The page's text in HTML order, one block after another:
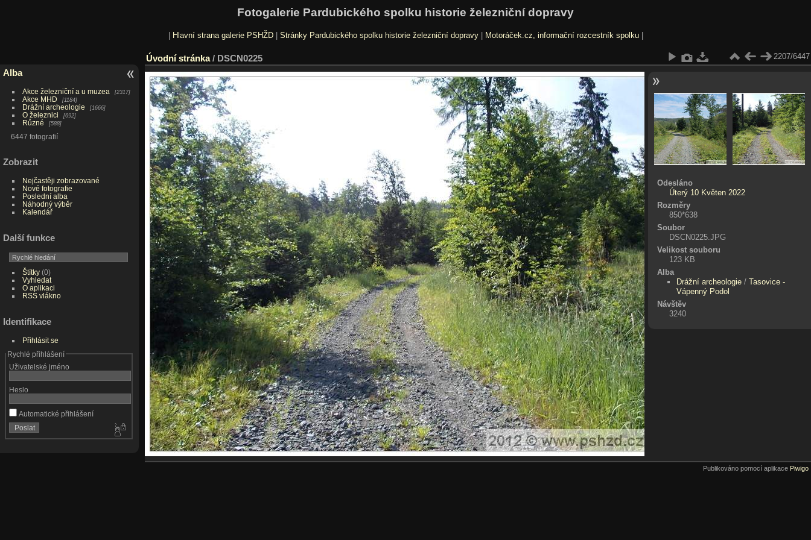
Fotogalerie Pardubického spolku historie železniční dopravy
Hlavní strana galerie PSHŽD| Stránky Pardubického spolku historie železniční dopravy| Motoráček.cz, informační rozcestník spolku|
Alba
Akce železniční a u muzea 2317
Akce MHD 1184
Drážní archeologie 1666
O železnici 692
Různé 588
6447 fotografií
Zobrazit
Nejčastěji zobrazované
Nové fotografie
Poslední alba
Náhodný výběr
Kalendář
Další funkce
Štítky(0)
Vyhledat
O aplikaci
RSS vlákno
Identifikace
Přihlásit se
Rychlé přihlášení
Uživatelské jméno
Heslo
Automatické přihlášení
Úvodní stránka/ DSCN0225 2207/6447
Odesláno
Úterý 10 Květen 2022
Rozměry
850*638
Soubor
DSCN0225.JPG
Velikost souboru
123 KB
Alba
Drážní archeologie /Tasovice -
Vápenný Podol
Návštěv
3240
Publikováno pomocí aplikace Piwigo